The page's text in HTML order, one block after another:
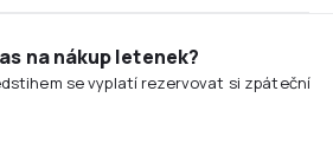
na nákup letenek?
se vyplatí rezervovat si zpáteční